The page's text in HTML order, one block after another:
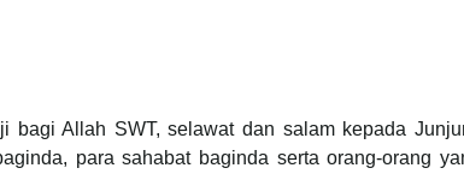
bagi Allah SWT, selawat dan salam kepada
para sahabat baginda serta orang-orang